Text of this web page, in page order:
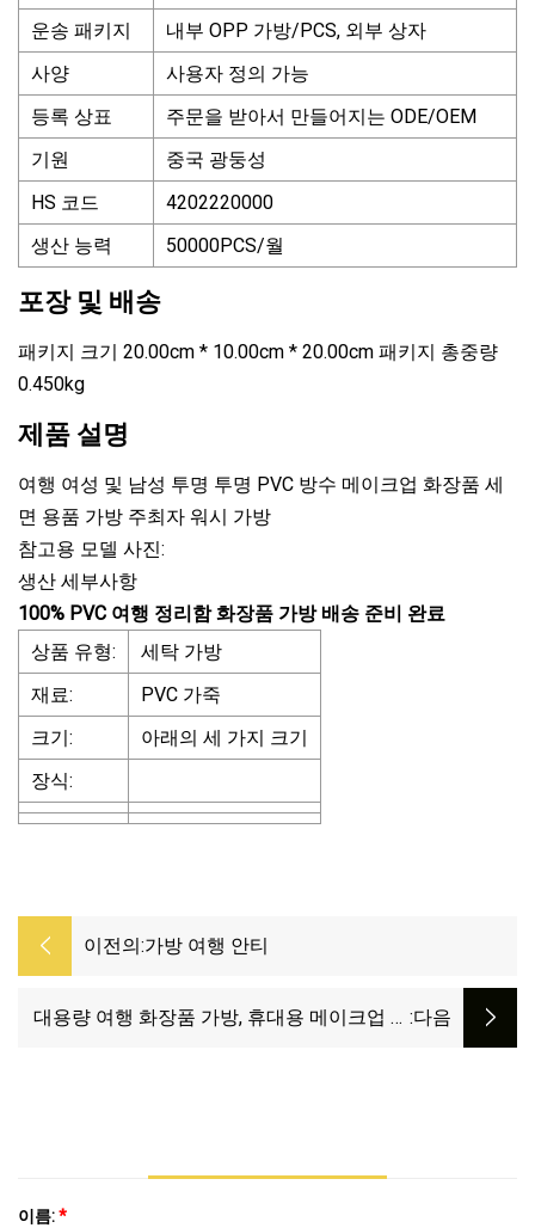
운송 패키지
내부 OPP 가방/PCS, 외부 상자
사양
사용자 정의 가능
등록 상표
주문을 받아서 만들어지는 ODE/OEM
기원
중국 광둥성
HS 코드
4202220000
생산 능력
50000PCS/월
포장 및 배송
패키지 크기 20.00cm * 10.00cm * 20.00cm 패키지 총중량
0.450kg
제품 설명
여행 여성 및 남성 투명 투명 PVC 방수 메이크업 화장품 세
면 용품 가방 주최자 워시 가방
참고용 모델 사진:
생산 세부사항
100% PVC 여행 정리함 화장품 가방 배송 준비 완료
상품 유형:
세탁 가방
재료:
PVC 가죽
크기:
아래의 세 가지 크기
장식:
이전의:가방 여행 안티
대용량 여행 화장품 가방, 휴대용 메이크업 가 :다음
이름:*